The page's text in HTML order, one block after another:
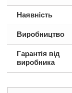
Наявність
Виробництво
Гарантія від
виробника